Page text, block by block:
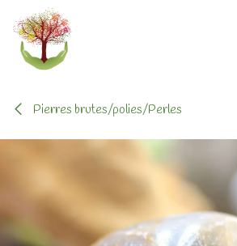
Se rendre au contenu
Pierres brutes/polies/Perles